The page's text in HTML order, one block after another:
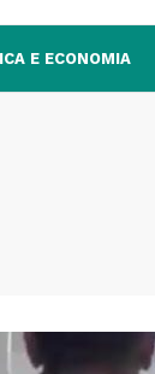
E ECONOMIA